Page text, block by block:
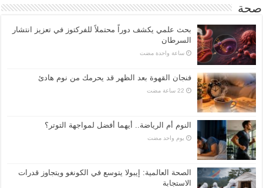
صحة
بحث علمي يكشف دوراً محتملاً للفركتوز في تعزيز انتشار
السرطان
‏ساعة واحدة مضت
فنجان القهوة بعد الظهر قد يحرمك من نوم هادئ
النوم أم الرياضة.. أيهما أفضل لمواجهة التوتر؟
‏يوم واحد مضت
الصحة العالمية: إيبولا يتوسع في الكونغو ويتجاوز قدرات
الاستجابة